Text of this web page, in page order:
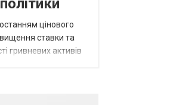
цінового
ставки та
гривневих активів